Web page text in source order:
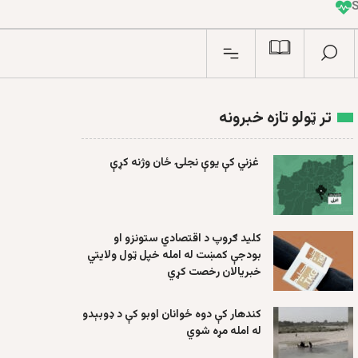
n
I
تر ټولو تازه خبرونه
غزني کې یوې نجلۍ ځان وژنه کړې
کلید ګروپ د اقتصادي ستونزو او
بودجې کمښت له امله خپل ټول ولایتي
خبریالان رخصت کړي
کندهار کې دوه ځوانان اوبو کې د ډوبېدو
له امله مړه شوي